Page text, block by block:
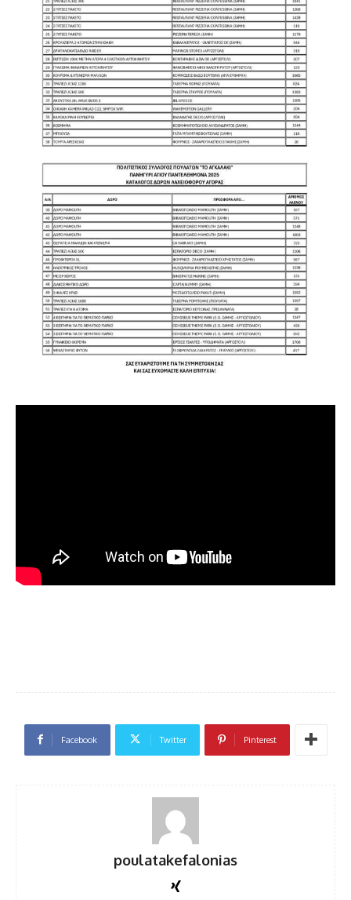
Facebook Twitter Pinterest
poulatakefalonias